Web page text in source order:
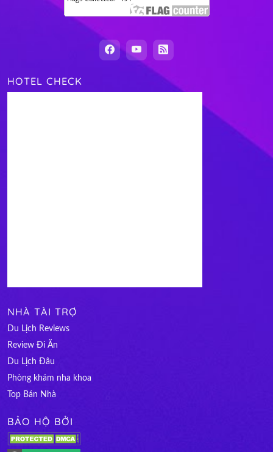
HOTEL CHECK
NHÀ TÀI TRỢ
Du Lịch Reviews
Review Đi Ăn
Du Lịch Đâu
Phòng khám nha khoa
Top Bán Nhà
BẢO HỘ BỞI